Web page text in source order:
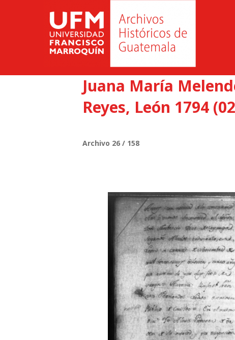
Juana María
Reyes, León 1794
Archivo 26 / 158